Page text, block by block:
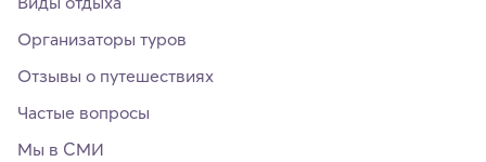
Организаторы туров
Отзывы о путешествиях
Частые вопросы
Мы в СМИ